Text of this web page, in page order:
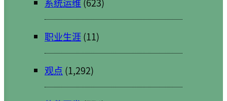
系统运维(623)
职业生涯(11)
观点 (1,292)